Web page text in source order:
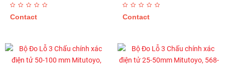
Contact Contact